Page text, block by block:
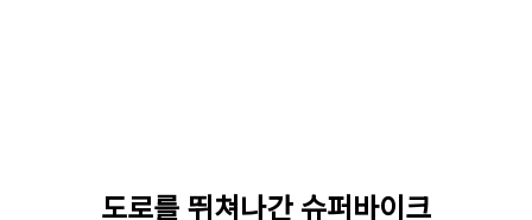
도로를 뛰쳐나간 슈퍼바이크